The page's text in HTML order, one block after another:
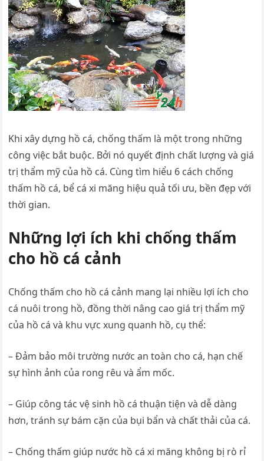
Khi xây dựng hồ cá, chống thấm là một trong những
công việc bắt buộc. Bởi nó quyết định chất lượng và giá
trị thẩm mỹ của hồ cá. Cùng tìm hiểu 6 cách chống
thấm hồ cá, bể cá xi măng hiệu quả tối ưu, bền đẹp với
thời gian.
Những lợi ích khi chống thấm
cho hồ cá cảnh
Chống thấm cho hồ cá cảnh mang lại nhiều lợi ích cho
cá nuôi trong hồ, đồng thời nâng cao giá trị thẩm mỹ
của hồ cá và khu vực xung quanh hồ, cụ thể:
– Đảm bảo môi trường nước an toàn cho cá, hạn chế
sự hình ảnh của rong rêu và ẩm mốc.
– Giúp công tác vệ sinh hồ cá thuận tiện và dễ dàng
hơn, tránh sự bám cặn của bụi bẩn và chất thải của cá.
– Chống thấm giúp nước hồ cá xi măng không bị rò rỉ